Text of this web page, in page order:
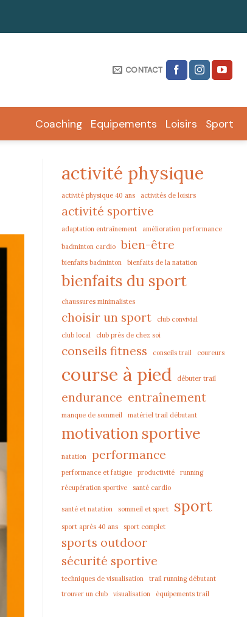
CONTACT
Coaching Equipements Loisirs Sport
activité physique
activité physique 40 ans activités de loisirs
activité sportive
adaptation entraînement amélioration performance
badminton cardio bien-être
bienfaits badminton bienfaits de la natation
bienfaits du sport
chaussures minimalistes
choisir un sport
club convivial
club local
club près de chez soi
conseils fitness conseils trail coureurs
course à pied débuter trail
endurance entraînement
manque de sommeil matériel trail débutant
motivation sportive
natation performance
performance et fatigue productivité
running
récupération sportive
santé cardio
santé et natation sommeil et sport sport
sport après 40 ans sport complet
sports outdoor
sécurité sportive
techniques de visualisation
trail running débutant
trouver un club
visualisation équipements trail